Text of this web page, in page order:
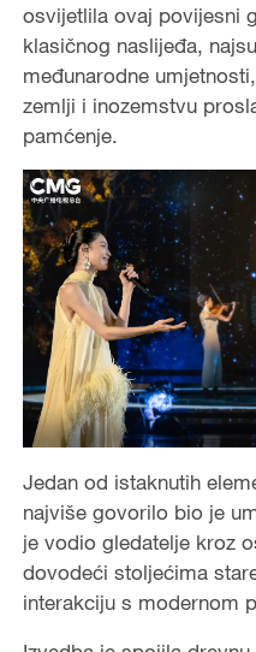
osvijetlila ovaj povijesni
klasičnog naslijeđa,
međunarodne
zemlji i inozemstvu
pamćenje.
Jedan od istaknutih
najviše govorilo bio je
je vodio gledatelje kroz
dovodeći stoljećima
interakciju s modernom